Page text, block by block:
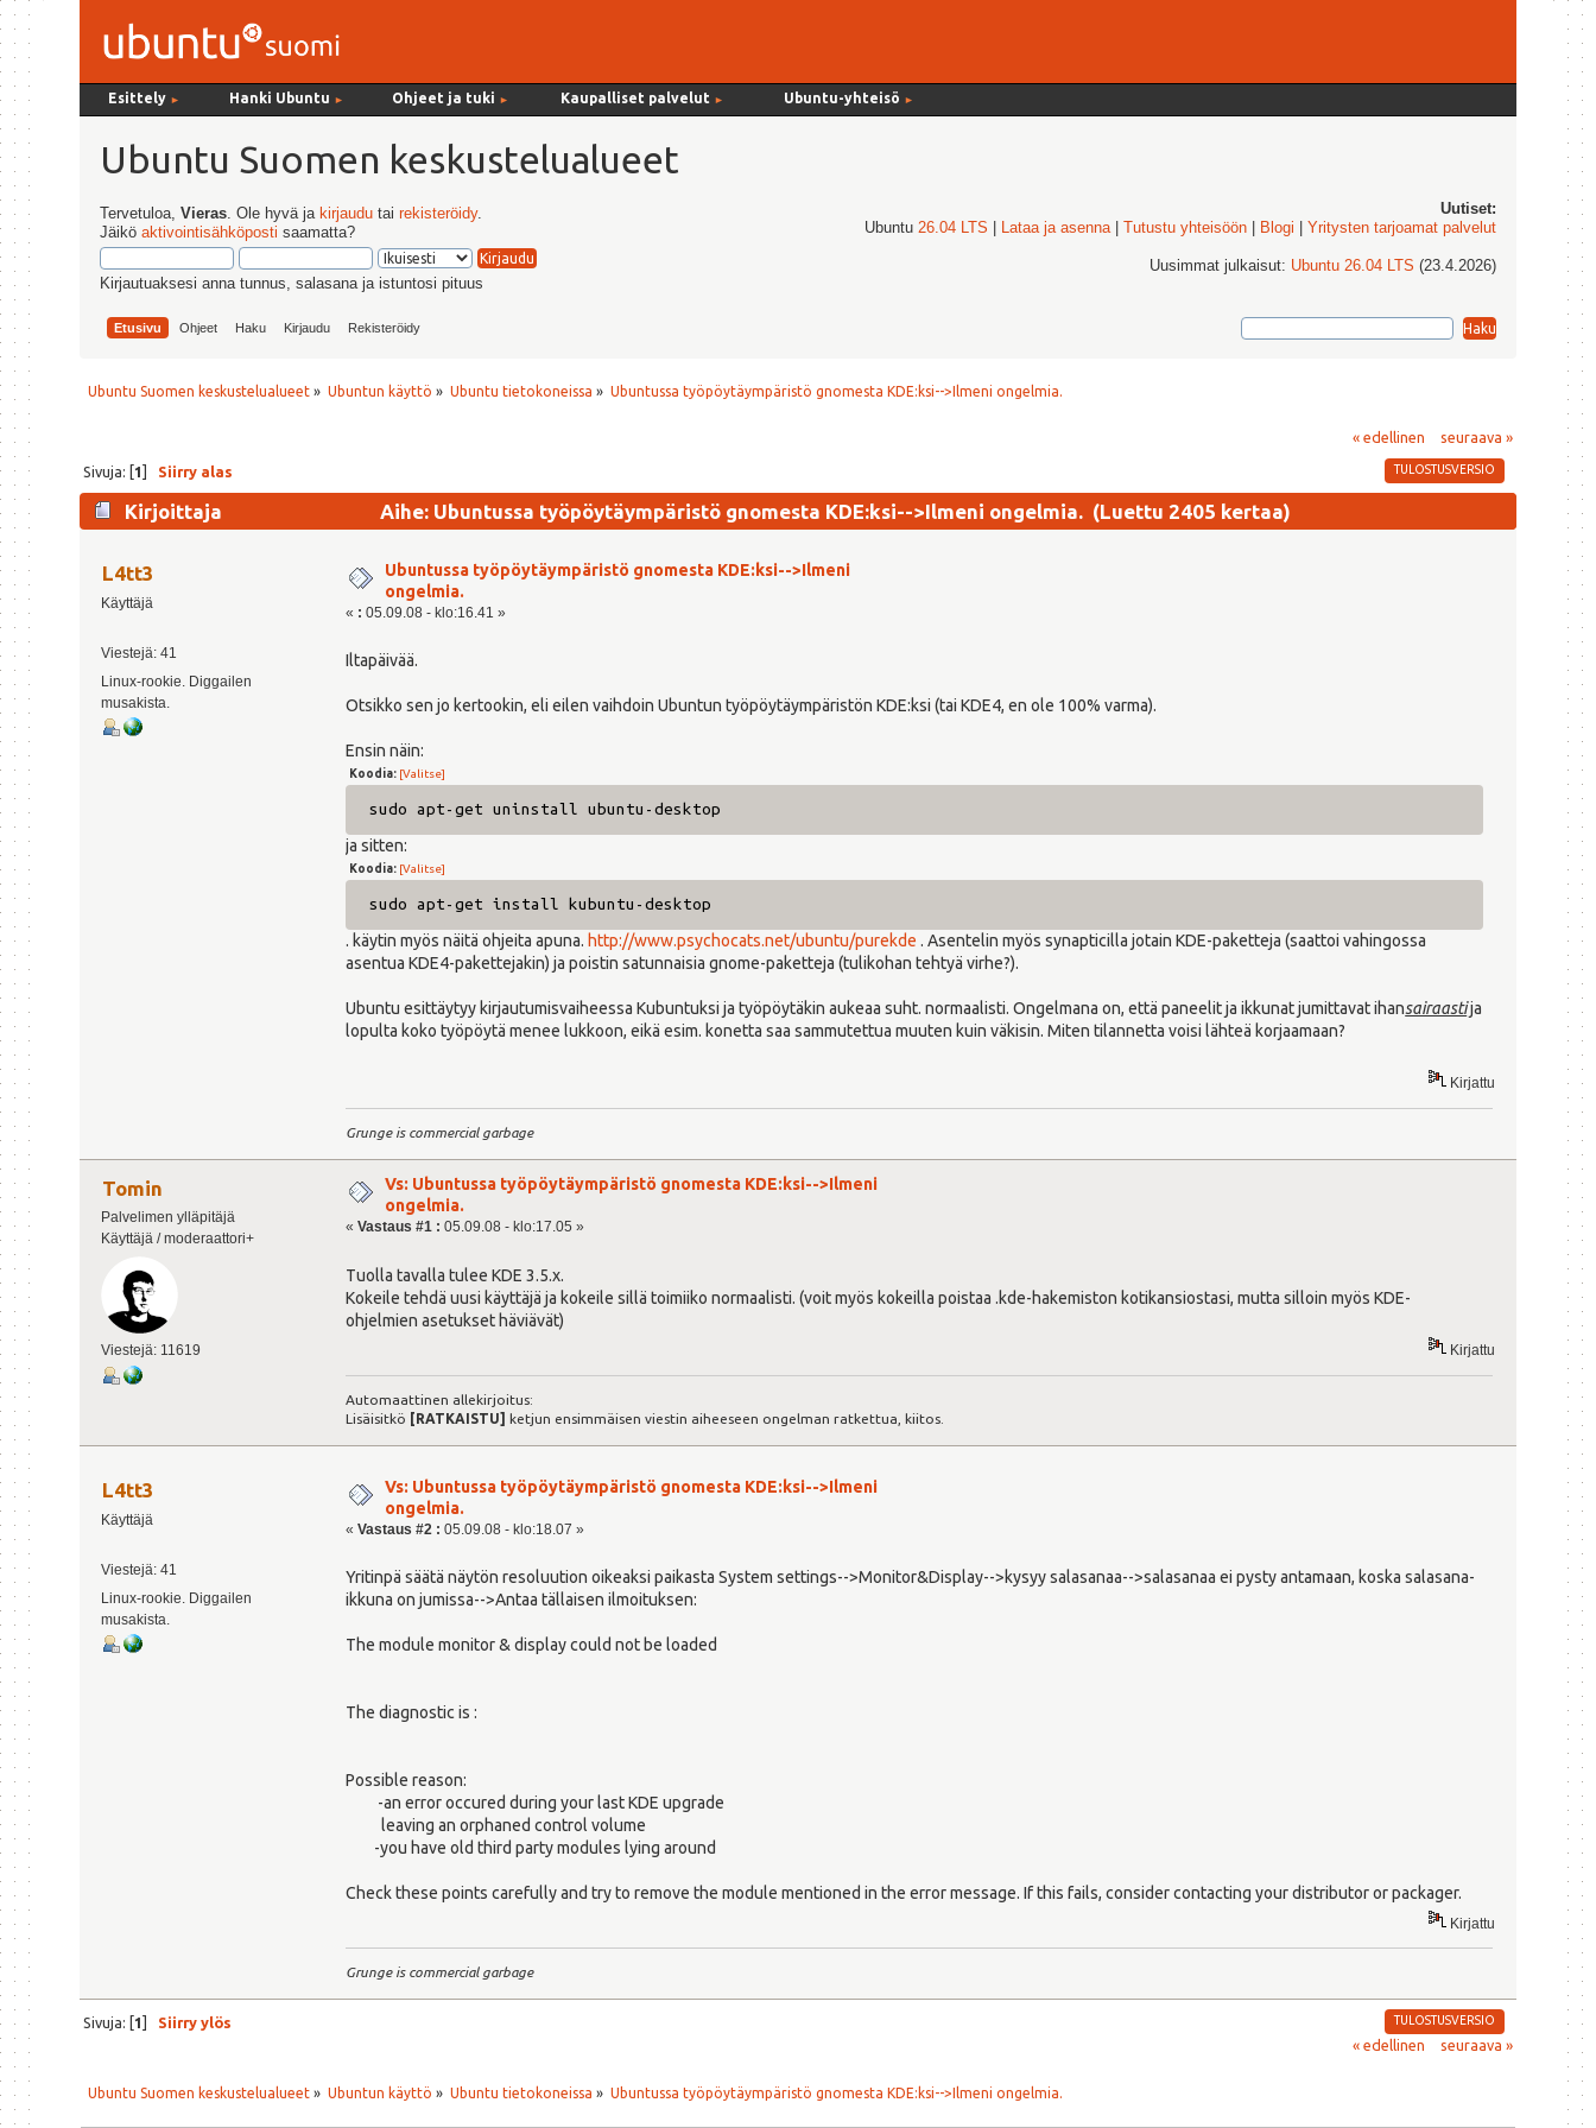
Esittely ► Hanki Ubuntu ► Ohjeet ja tuki ► Kaupalliset palvelut ► Ubuntu-yhteisö ►
Ubuntu Suomen keskustelualueet
Tervetuloa, Vieras. Ole hyvä ja kirjaudutai rekisteröidy.
Jäikö aktivointisähköposti saamatta?
Kirjautuaksesi anna tunnus, salasana ja istuntosi pituus
Uutiset:
Ubuntu26.04 LTS Lataa ja asenna|Tutustu yhteisöön Blogi |Yritysten tarjoamat palvelut
Uusimmat julkaisut: Ubuntu 26.04 LTS (23.4.2026)
Etusivu Ohjeet Haku Kirjaudu Rekisteröidy
Ubuntu Suomen keskustelualueet » Ubuntun käyttö » Ubuntu tietokoneissa » Ubuntussa työpöytäympäristö gnomesta KDE:ksi-->Ilmeni ongelmia.
« edellinen seuraava »
TULOSTUSVERSIO
Sivuja: [1] Siirry alas
Kirjoittaja Aihe: Ubuntussa työpöytäympäristö gnomesta KDE:ksi-->Ilmeni ongelmia. (Luettu 2405 kertaa)
L4tt3
Käyttäjä
Viestejä: 41
Linux-rookie. Diggailen
musakista.
Ubuntussa työpöytäympäristö gnomesta KDE:ksi-->Ilmeni
ongelmia.
« : 05.09.08 - klo:16.41 »
Iltapäivää.
Otsikko sen jo kertookin, eli eilen vaihdoin Ubuntun työpöytäympäristön KDE:ksi (tai KDE4, en ole 100% varma).
Ensin näin:
Koodia: [Valitse]
sudo apt-get uninstall ubuntu-desktop
ja sitten:
Koodia: [Valitse]
sudo apt-get install kubuntu-desktop
. käytin myös näitä ohjeita apuna. http://www.psychocats.net/ubuntu/purekde . Asentelin myös synapticilla jotain KDE-paketteja (saattoi vahingossa
asentua KDE4-pakettejakin) ja poistin satunnaisia gnome-paketteja (tulikohan tehtyä virhe?).
Ubuntu esittäytyy kirjautumisvaiheessa Kubuntuksi ja työpöytäkin aukeaa suht. normaalisti. Ongelmana on, että paneelit ja ikkunat jumittavat ihansairaastija
lopulta koko työpöytä menee lukkoon, eikä esim. konetta saa sammutettua muuten kuin väkisin. Miten tilannetta voisi lähteä korjaamaan?
Kirjattu
Grunge is commercial garbage
Tomin
Palvelimen ylläpitäjä
Käyttäjä / moderaattori+
Viestejä: 11619
Vs: Ubuntussa työpöytäympäristö gnomesta KDE:ksi-->Ilmeni
ongelmia.
«Vastaus #1 : 05.09.08 - klo:17.05 »
Tuolla tavalla tulee KDE 3.5.x.
Kokeile tehdä uusi käyttäjä ja kokeile sillä toimiiko normaalisti. (voit myös kokeilla poistaa .kde-hakemiston kotikansiostasi, mutta silloin myös KDE-
ohjelmien asetukset häviävät)
Kirjattu
Automaattinen allekirjoitus:
Lisäisitkö [RATKAISTU] ketjun ensimmäisen viestin aiheeseen ongelman ratkettua, kiitos.
L4tt3
Käyttäjä
Viestejä: 41
Linux-rookie. Diggailen
musakista.
Vs: Ubuntussa työpöytäympäristö gnomesta KDE:ksi-->Ilmeni
ongelmia.
«Vastaus #2 : 05.09.08 - klo:18.07 »
Yritinpä säätä näytön resoluution oikeaksi paikasta System settings-->Monitor&Display-->kysyy salasanaa-->salasanaa ei pysty antamaan, koska salasana-
ikkuna on jumissa-->Antaa tällaisen ilmoituksen:
The module monitor & display could not be loaded
The diagnostic is :
Possible reason:
-an error occured during your last KDE upgrade
leaving an orphaned control volume
-you have old third party modules lying around
Check these points carefully and try to remove the module mentioned in the error message. If this fails, consider contacting your distributor or packager.
Kirjattu
Grunge is commercial garbage
TULOSTUSVERSIO
Sivuja: [1] Siirry ylös
« edellinen
seuraava »
Ubuntu Suomen keskustelualueet » Ubuntun käyttö » Ubuntu tietokoneissa » Ubuntussa työpöytäympäristö gnomesta KDE:ksi-->Ilmeni ongelmia.